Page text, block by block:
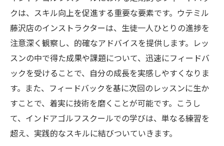
クは、スキル向上を促進する重要な要素です。ウテミル
藤沢店のインストラクターは、生徒一人ひとりの進捗を
注意深く観察し、的確なアドバイスを提供します。レッ
スンの中で得た成果や課題について、迅速にフィードバ
ックを受けることで、自分の成長を実感しやすくなりま
す。また、フィードバックを基に次回のレッスンに生か
すことで、着実に技術を磨くことが可能です。こうし
て、インドアゴルフスクールでの学びは、単なる練習を
超え、実践的なスキルに結びついていきます。